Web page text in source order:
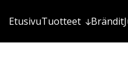
EtusivuTuotteet Brändit